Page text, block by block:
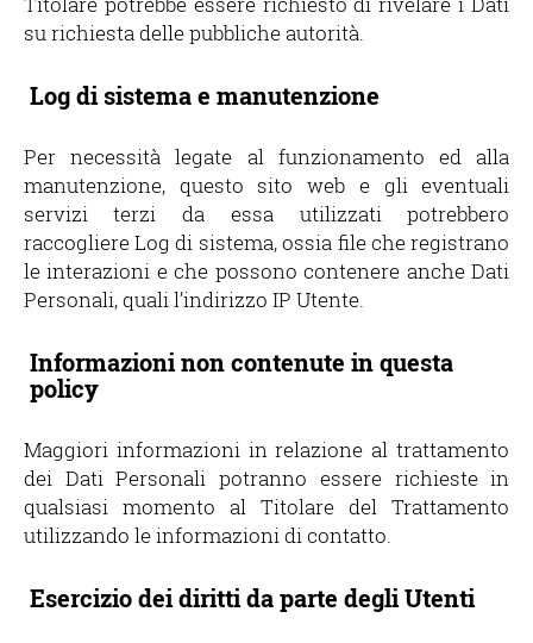
su richiesta delle pubbliche autorità.
Log di sistema e manutenzione
Per necessità legate al funzionamento ed alla
manutenzione, questo sito web e gli eventuali
servizi terzi da essa utilizzati potrebbero
raccogliere Log di sistema, ossia file che registrano
le interazioni e che possono contenere anche Dati
Personali, quali l’indirizzo IP Utente.
Informazioni non contenute in questa
policy
Maggiori informazioni in relazione al trattamento
dei Dati Personali potranno essere richieste in
qualsiasi momento al Titolare del Trattamento
utilizzando le informazioni di contatto.
Esercizio dei diritti da parte degli Utenti